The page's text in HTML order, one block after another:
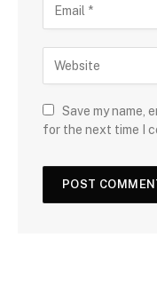
Save my name,
for the next time I